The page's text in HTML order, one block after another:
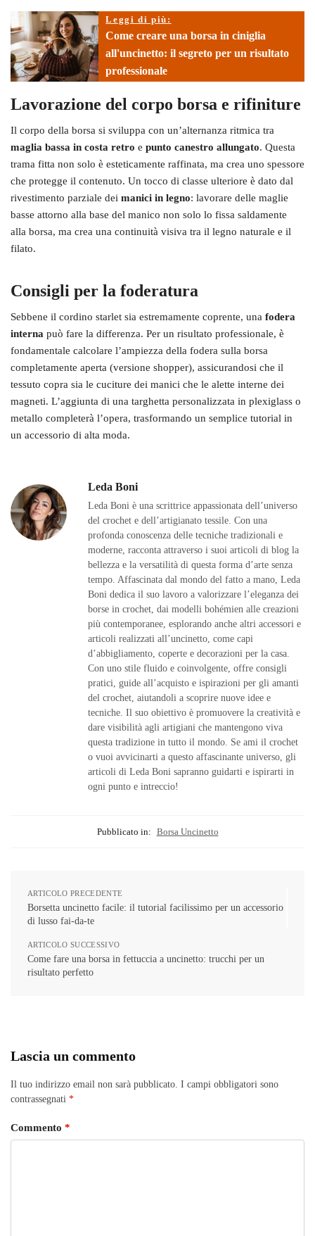
Leggi di più:
Come creare una borsa in ciniglia
all'uncinetto: il segreto per un risultato
professionale
Lavorazione del corpo borsa e rifiniture
Il corpo della borsa si sviluppa con un’alternanza ritmica tra
maglia bassa in costa retro e punto canestro allungato. Questa
trama fitta non solo è esteticamente raffinata, ma crea uno spessore
che protegge il contenuto. Un tocco di classe ulteriore è dato dal
rivestimento parziale dei manici in legno: lavorare delle maglie
basse attorno alla base del manico non solo lo fissa saldamente
alla borsa, ma crea una continuità visiva tra il legno naturale e il
filato.
Consigli per la foderatura
Sebbene il cordino starlet sia estremamente coprente, una fodera
interna può fare la differenza. Per un risultato professionale, è
fondamentale calcolare l’ampiezza della fodera sulla borsa
completamente aperta (versione shopper), assicurandosi che il
tessuto copra sia le cuciture dei manici che le alette interne dei
magneti. L’aggiunta di una targhetta personalizzata in plexiglass o
metallo completerà l’opera, trasformando un semplice tutorial in
un accessorio di alta moda.
Leda Boni
Leda Boni è una scrittrice appassionata dell’universo
del crochet e dell’artigianato tessile. Con una
profonda conoscenza delle tecniche tradizionali e
moderne, racconta attraverso i suoi articoli di blog la
bellezza e la versatilità di questa forma d’arte senza
tempo. Affascinata dal mondo del fatto a mano, Leda
Boni dedica il suo lavoro a valorizzare l’eleganza dei
borse in crochet, dai modelli bohémien alle creazioni
più contemporanee, esplorando anche altri accessori e
articoli realizzati all’uncinetto, come capi
d’abbigliamento, coperte e decorazioni per la casa.
Con uno stile fluido e coinvolgente, offre consigli
pratici, guide all’acquisto e ispirazioni per gli amanti
del crochet, aiutandoli a scoprire nuove idee e
tecniche. Il suo obiettivo è promuovere la creatività e
dare visibilità agli artigiani che mantengono viva
questa tradizione in tutto il mondo. Se ami il crochet
o vuoi avvicinarti a questo affascinante universo, gli
articoli di Leda Boni sapranno guidarti e ispirarti in
ogni punto e intreccio!
Pubblicato in: Borsa Uncinetto
ARTICOLO PRECEDENTE
Borsetta uncinetto facile: il tutorial facilissimo per un accessorio
di lusso fai-da-te
ARTICOLO SUCCESSIVO
Come fare una borsa in fettuccia a uncinetto: trucchi per un
risultato perfetto
Lascia un commento
Il tuo indirizzo email non sarà pubblicato. I campi obbligatori sono
contrassegnati *
Commento *